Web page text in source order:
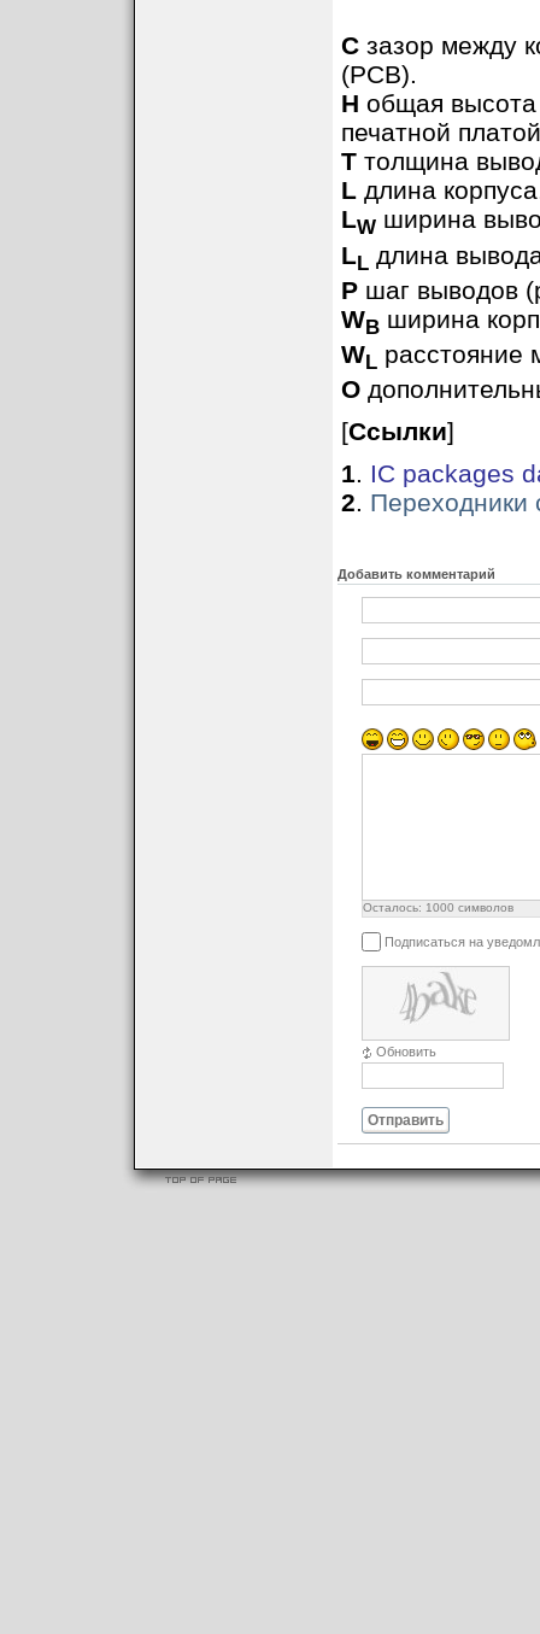
C зазор между
(PCB).
H общая высота
печатной
T толщина
L длина
LW ширина
LL длина
P шаг выводов
WB ширина
WL расстояние
O
[Ссылки]
1. IC packages
2. Переходники
Добавить комментарий
Осталось: 1000 символов
Подписаться на
Обновить
Отправить